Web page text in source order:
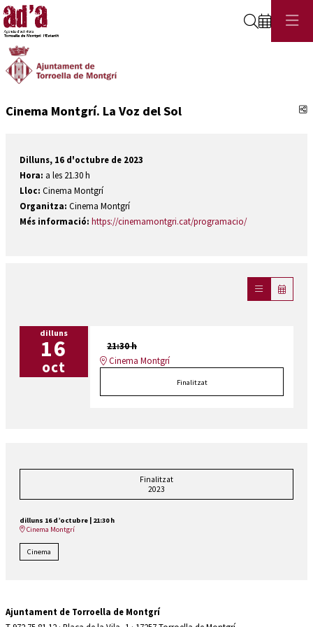
Cerca
Cinema Montgrí. La Voz del Sol
Dilluns, 16 d'octubre de 2023
Hora: a les 21.30 h
Lloc: Cinema Montgrí
Organitza: Cinema Montgrí
Més informació: https://cinemamontgri.cat/programacio/
dilluns
16
oct
21:30 h
Cinema Montgrí
Finalitzat
Finalitzat
2023
dilluns 16 d’octubre | 21:30 h
Cinema Montgrí
Cinema
Ajuntament de Torroella de Montgrí